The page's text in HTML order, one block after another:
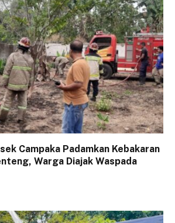
Campaka Padamkan Kebakaran
Warga Diajak Waspada